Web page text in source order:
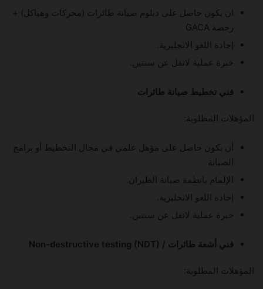
ان يكون حاصل على دبلوم صيانة طائرات (محركات وهياكل) +
رخصة GACA
إجادة اللغو الانجليزية.
خبرة عملية لاتقل عن سنتين.
فني تخطيط صيانة طائرات
المؤهلات المطلوبة:
أن يكون حاصل على مؤهل علمي في مجال التخطيط أو برامج
الصيانة
الإلمام بانظمة صيانة الطيران.
إجادة اللغو الانجليزية.
خبرة عملية لاتقل عن سنتين.
فني أشعة طائرات / Non-destructive testing (NDT)
المؤهلات المطلوبة: